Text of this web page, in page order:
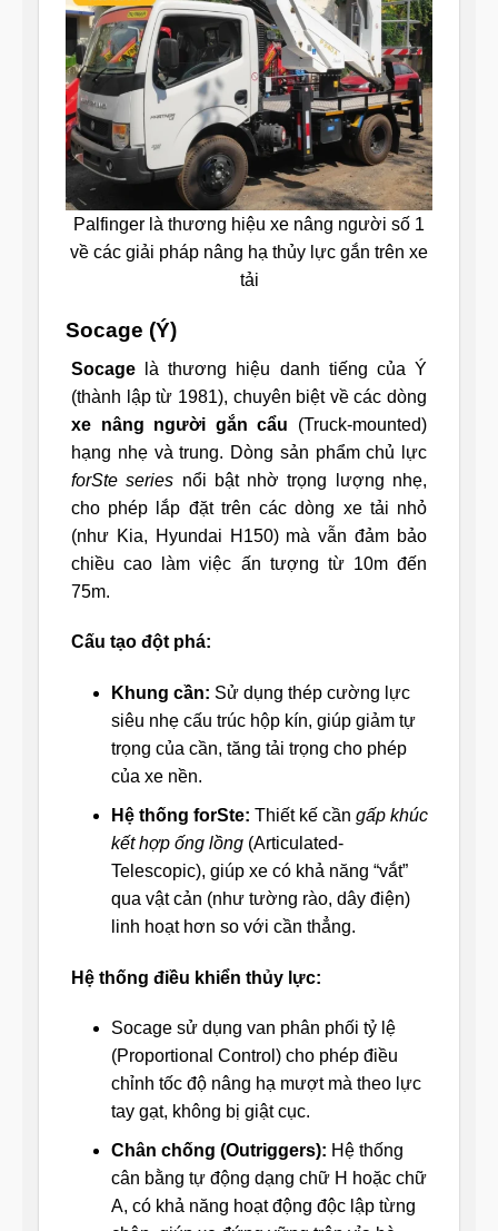
Palfinger là thương hiệu xe nâng người số 1
về các giải pháp nâng hạ thủy lực gắn trên xe
tải
Socage (Ý)
Socage là thương hiệu danh tiếng của Ý
(thành lập từ 1981), chuyên biệt về các dòng
xe nâng người gắn cẩu (Truck-mounted)
hạng nhẹ và trung. Dòng sản phẩm chủ lực
forSte series nổi bật nhờ trọng lượng nhẹ,
cho phép lắp đặt trên các dòng xe tải nhỏ
(như Kia, Hyundai H150) mà vẫn đảm bảo
chiều cao làm việc ấn tượng từ 10m đến
75m.
Cấu tạo đột phá:
Khung cần: Sử dụng thép cường lực
siêu nhẹ cấu trúc hộp kín, giúp giảm tự
trọng của cần, tăng tải trọng cho phép
của xe nền.
Hệ thống forSte: Thiết kế cần gấp khúc
kết hợp ống lồng(Articulated-
Telescopic), giúp xe có khả năng “vắt”
qua vật cản (như tường rào, dây điện)
linh hoạt hơn so với cần thẳng.
Hệ thống điều khiển thủy lực:
Socage sử dụng van phân phối tỷ lệ
(Proportional Control) cho phép điều
chỉnh tốc độ nâng hạ mượt mà theo lực
tay gạt, không bị giật cục.
Chân chống (Outriggers): Hệ thống
cân bằng tự động dạng chữ H hoặc chữ
A, có khả năng hoạt động độc lập từng